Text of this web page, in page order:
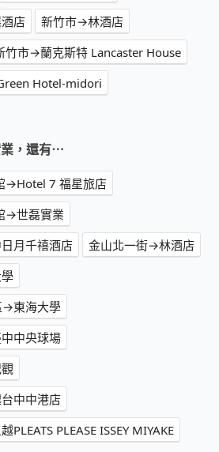
店
新竹市→林酒店
竹市→蘭克斯特 Lancaster House
Hotel-midori
業，還有⋯
→Hotel 7 福星旅店
→世磊實業
月千禧酒店
金山北一街→林酒店
→東海大學
中央球場
中中港店
PLEASE ISSEY MIYAKE